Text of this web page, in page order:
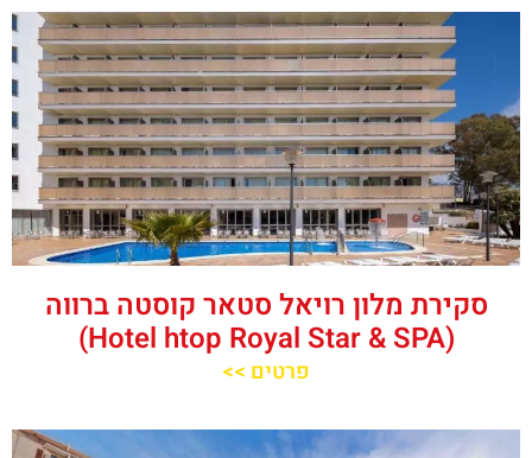
סקירת מלון רויאל סטאר קוסטה ברווה
(Hotel htop Royal Star & SPA)
פרטים >>